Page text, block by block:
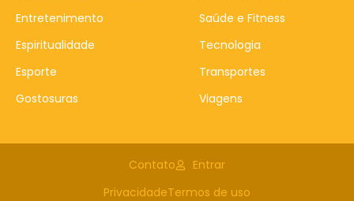
Entretenimento
Espiritualidade
Esporte
Gostosuras
Saúde e Fitness
Tecnologia
Transportes
Viagens
Contato
Entrar
PrivacidadeTermos de uso